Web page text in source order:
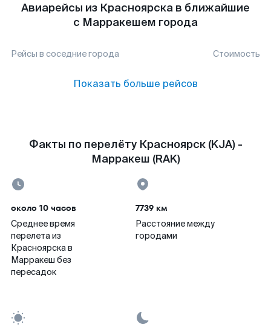
Авиарейсы из Красноярска в ближайшие
с Марракешем города
Рейсы в соседние города Стоимость
Показать больше рейсов
Факты по перелёту Красноярск (KJA) -
Марракеш (RAK)
около 10 часов
Среднее время
перелета из
Красноярска в
Марракеш без
пересадок
7739 км
Расстояние между
городами